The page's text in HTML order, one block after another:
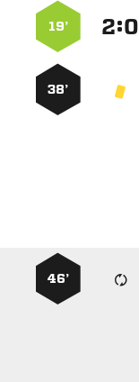
:
19’
38’
46’